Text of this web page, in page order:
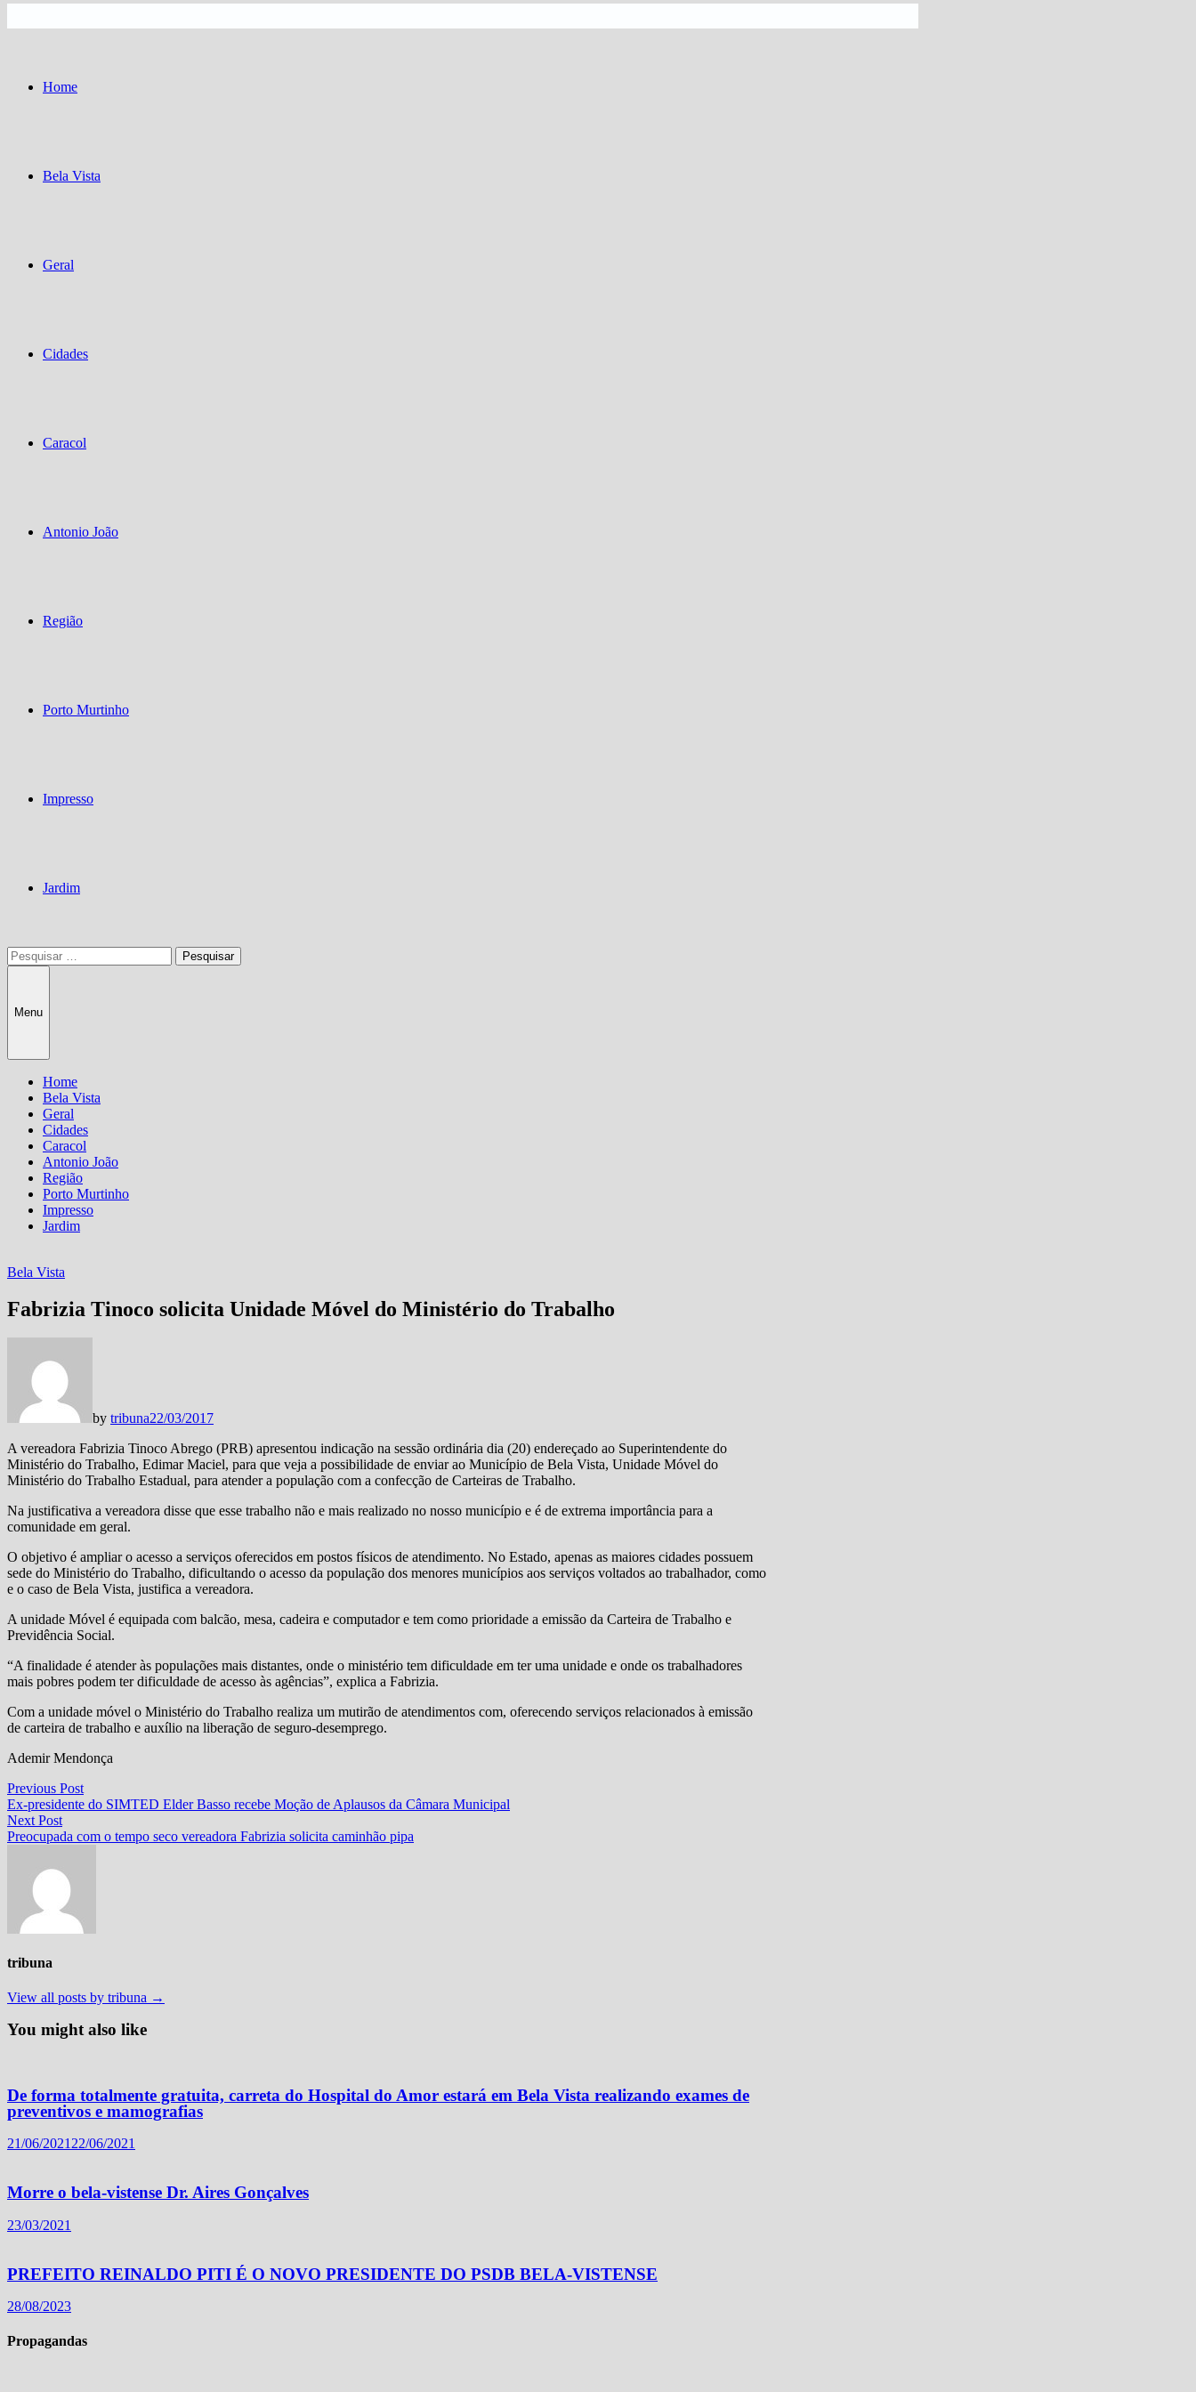
Home
Bela Vista
Geral
Cidades
Caracol
Antonio João
Região
Porto Murtinho
Impresso
Jardim
Pesquisar
por:
Menu
Home
Bela Vista
Geral
Cidades
Caracol
Antonio João
Região
Porto Murtinho
Impresso
Jardim
Bela Vista
Fabrizia Tinoco solicita Unidade Móvel do Ministério do Trabalho
by tribuna22/03/2017
A vereadora Fabrizia Tinoco Abrego (PRB) apresentou indicação na sessão ordinária dia (20) endereçado ao Superintendente do
Ministério do Trabalho, Edimar Maciel, para que veja a possibilidade de enviar ao Município de Bela Vista, Unidade Móvel do
Ministério do Trabalho Estadual, para atender a população com a confecção de Carteiras de Trabalho.
Na justificativa a vereadora disse que esse trabalho não e mais realizado no nosso município e é de extrema importância para a
comunidade em geral.
O objetivo é ampliar o acesso a serviços oferecidos em postos físicos de atendimento. No Estado, apenas as maiores cidades possuem
sede do Ministério do Trabalho, dificultando o acesso da população dos menores municípios aos serviços voltados ao trabalhador, como
e o caso de Bela Vista, justifica a vereadora.
A unidade Móvel é equipada com balcão, mesa, cadeira e computador e tem como prioridade a emissão da Carteira de Trabalho e
Previdência Social.
“A finalidade é atender às populações mais distantes, onde o ministério tem dificuldade em ter uma unidade e onde os trabalhadores
mais pobres podem ter dificuldade de acesso às agências”, explica a Fabrizia.
Com a unidade móvel o Ministério do Trabalho realiza um mutirão de atendimentos com, oferecendo serviços relacionados à emissão
de carteira de trabalho e auxílio na liberação de seguro-desemprego.
Ademir Mendonça
Navegação
de
Post
Previous PostPrevious
post:
Ex-presidente do SIMTED Elder Basso recebe Moção de Aplausos da Câmara Municipal
Next PostNext
post:
Preocupada com o tempo seco vereadora Fabrizia solicita caminhão pipa
tribuna
View all posts by tribuna →
You might also like
De forma totalmente gratuita, carreta do Hospital do Amor estará em Bela Vista realizando exames de
preventivos e mamografias
21/06/202122/06/2021
Morre o bela-vistense Dr. Aires Gonçalves
23/03/2021
PREFEITO REINALDO PITI É O NOVO PRESIDENTE DO PSDB BELA-VISTENSE
28/08/2023
Propagandas